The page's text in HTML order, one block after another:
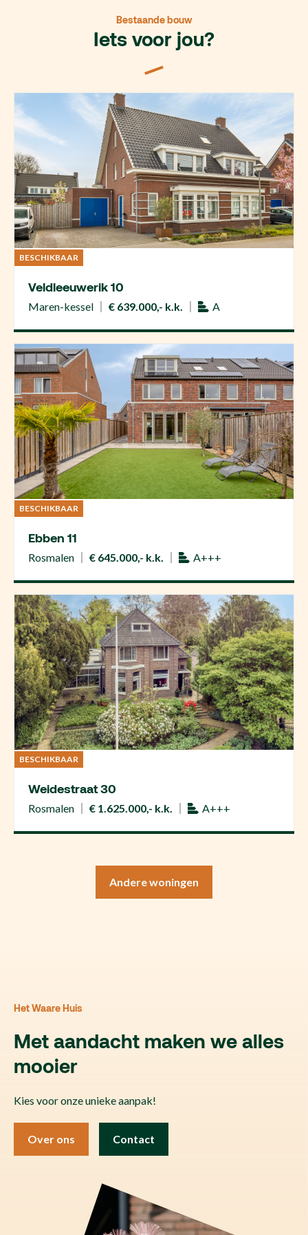
Bestaande bouw
Iets voor jou?
BESCHIKBAAR
Veldleeuwerik 10
Maren-kessel € 639.000,- k.k. A
BESCHIKBAAR
Ebben 11
Rosmalen € 645.000,- k.k. A+++
BESCHIKBAAR
Weidestraat 30
Rosmalen € 1.625.000,- k.k. A+++
Andere woningen
Het Waare Huis
Met aandacht maken we alles
mooier
Kies voor onze unieke aanpak!
Over ons Contact